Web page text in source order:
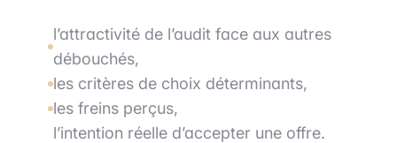
l’attractivité de l’audit face aux autres
débouchés,
les critères de choix déterminants,
les freins perçus,
l’intention réelle d’accepter une offre.